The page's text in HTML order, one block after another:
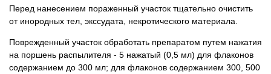
Перед нанесением пораженный участок тщательно очистить
от инородных тел, экссудата, некротического материала.
Поврежденный участок обработать препаратом путем нажатия
на поршень распылителя - 5 нажатый (0,5 мл) для флаконов
содержанием до 300 мл; для флаконов содержанием 300, 500